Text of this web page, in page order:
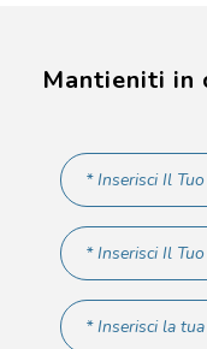
Mantieniti in